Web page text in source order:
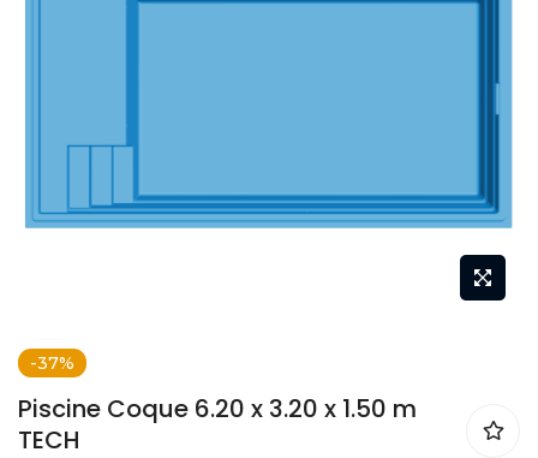
to
the
beginning
-37%
Piscine Coque 6.20 x 3.20 x 1.50 m
TECH